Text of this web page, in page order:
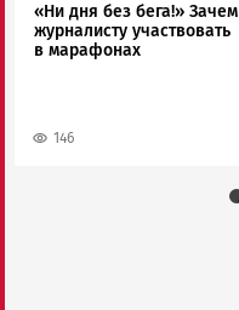
«Ни дня без бега!» Зачем
журналисту участвовать
в марафонах
146